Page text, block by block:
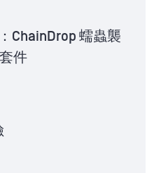
ChainDrop 蠕蟲襲
件